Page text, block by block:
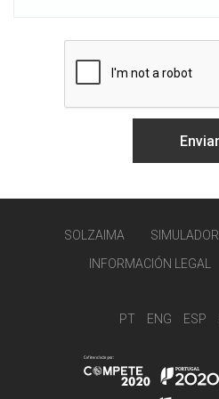
SOLZAIMA SIMULADOR
INFORMACIÓN LEGAL
PT ENG ESP